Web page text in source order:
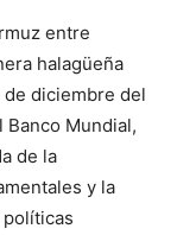
entre
halagüeña
diciembre del
Mundial,
de la
y la